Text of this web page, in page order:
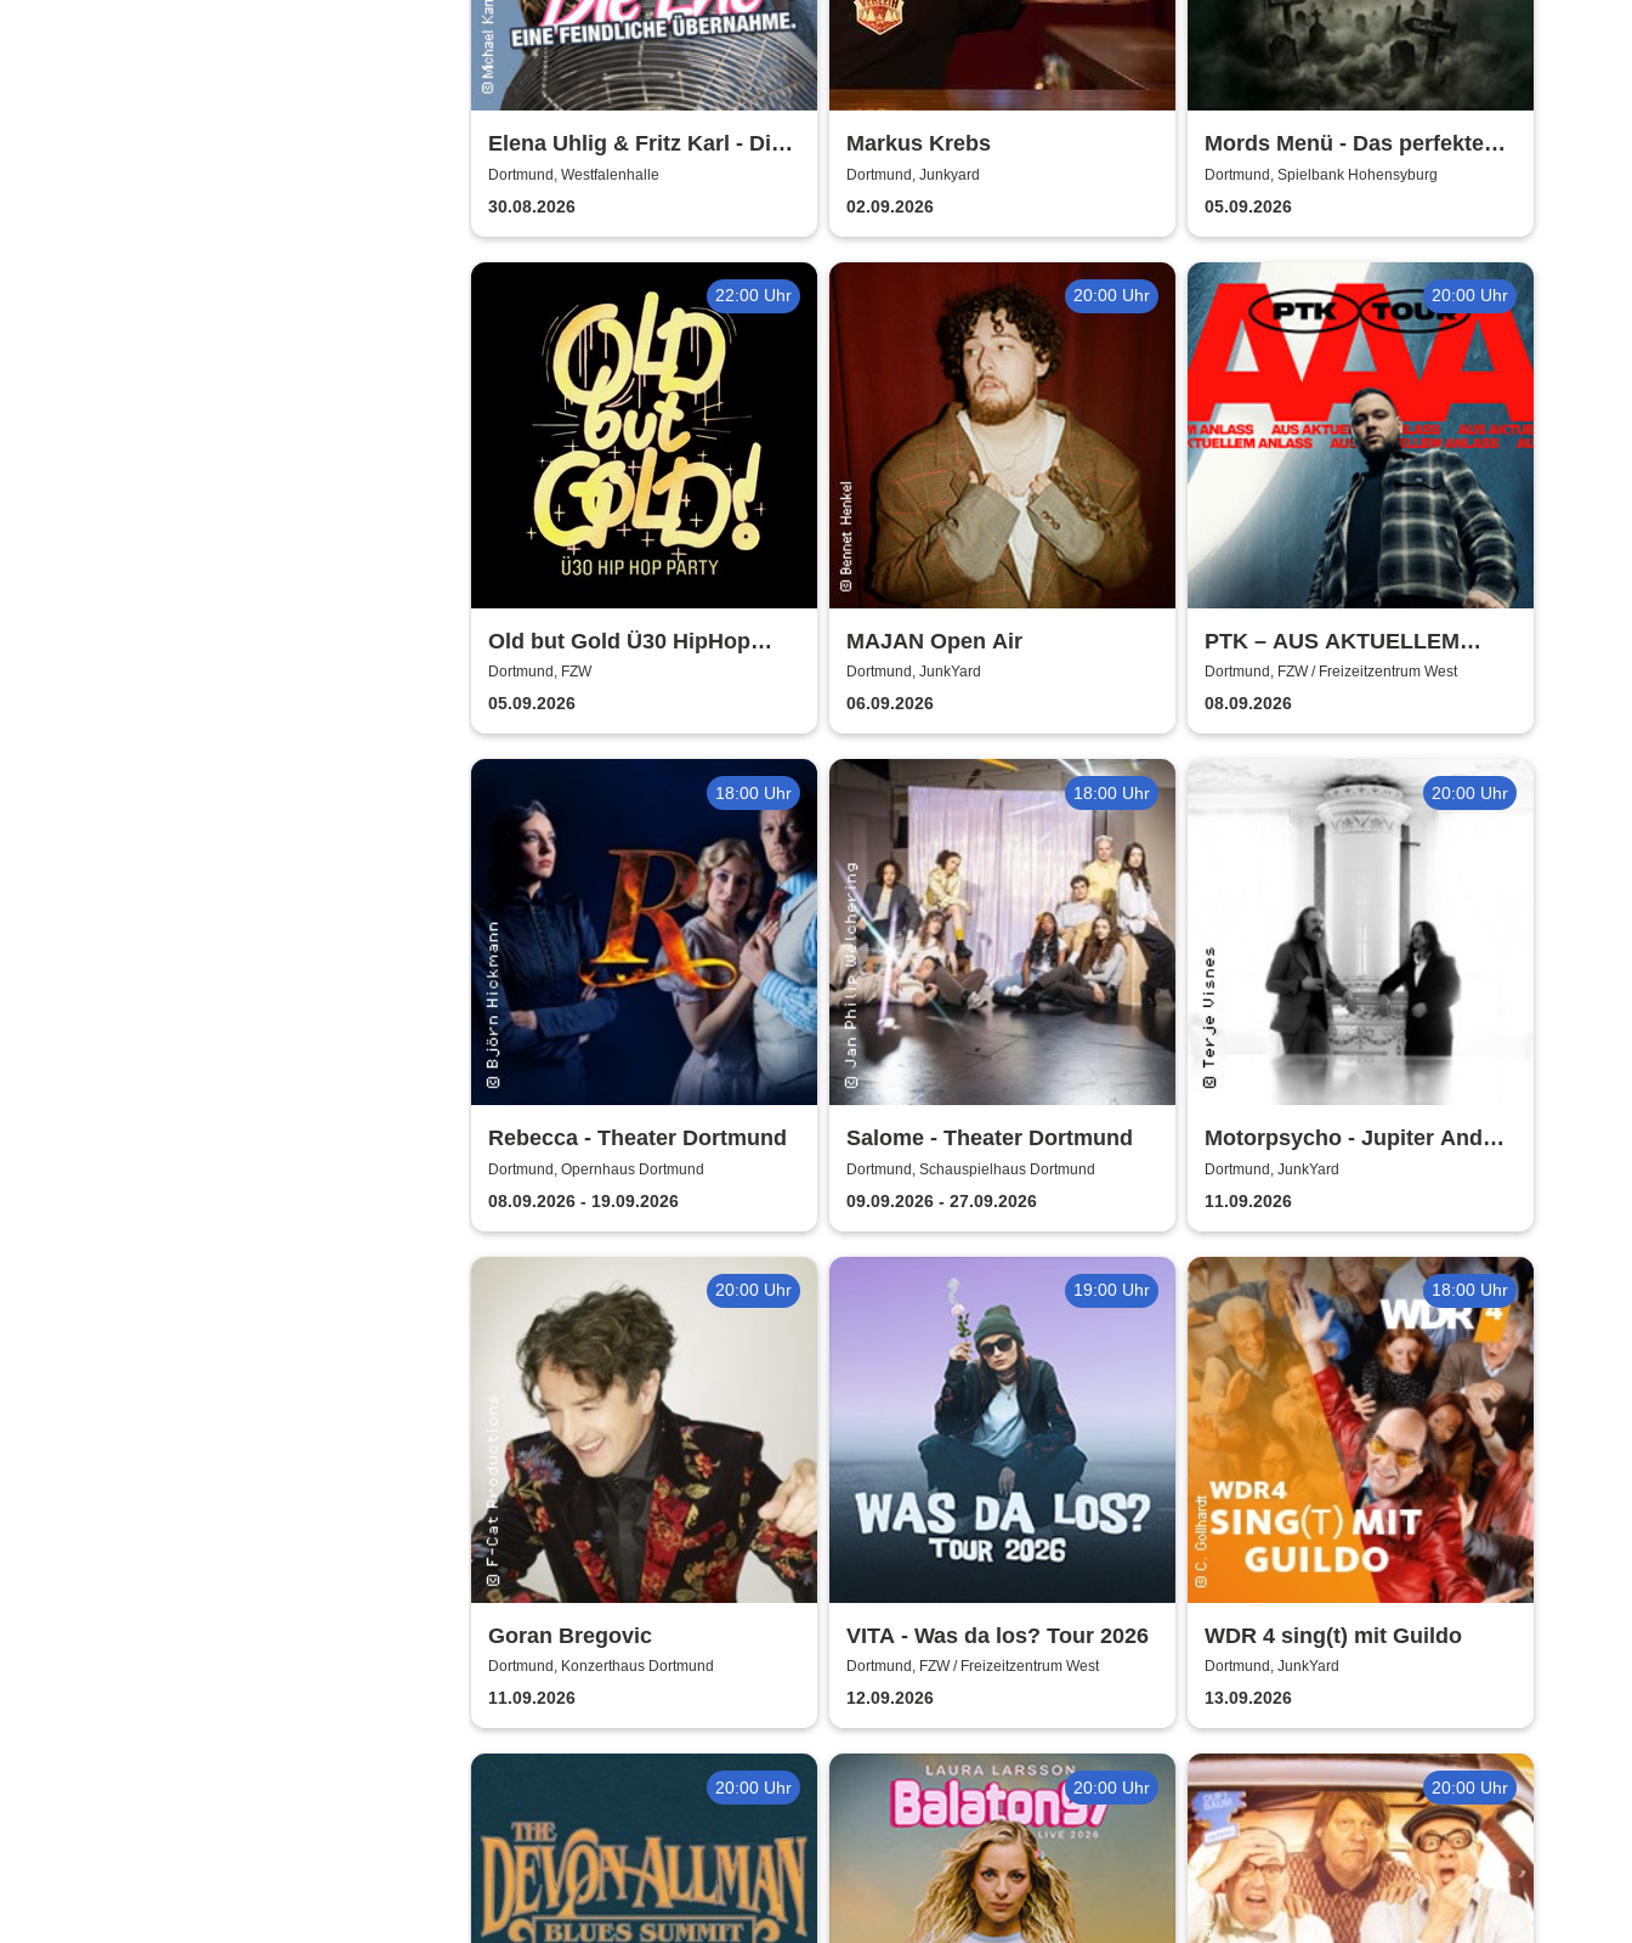
Elena Uhlig & Fritz Karl - Die
Ehe - eine feindliche
Übernahme
Dortmund, Westfalenhalle
30.08.2026
Markus Krebs
Dortmund, Junkyard
02.09.2026
Mords Menü - Das perfekte
Krimi Dinner
Dortmund, Spielbank Hohensyburg
05.09.2026
22:00 Uhr
Old but Gold Ü30 HipHop
Party
Dortmund, FZW
05.09.2026
20:00 Uhr
MAJAN Open Air
Dortmund, JunkYard
06.09.2026
20:00 Uhr
PTK – AUS AKTUELLEM
ANLASS
Dortmund, FZW / Freizeitzentrum West
08.09.2026
18:00 Uhr
Rebecca - Theater Dortmund
Dortmund, Opernhaus Dortmund
08.09.2026 - 19.09.2026
18:00 Uhr
Salome - Theater Dortmund
Dortmund, Schauspielhaus Dortmund
09.09.2026 - 27.09.2026
20:00 Uhr
Motorpsycho - Jupiter And
Beyond The Infinite Tour 2026
Dortmund, JunkYard
11.09.2026
20:00 Uhr
Goran Bregovic
Dortmund, Konzerthaus Dortmund
11.09.2026
19:00 Uhr
VITA - Was da los? Tour 2026
Dortmund, FZW / Freizeitzentrum West
12.09.2026
18:00 Uhr
WDR 4 sing(t) mit Guildo
Dortmund, JunkYard
13.09.2026
20:00 Uhr 20:00 Uhr 20:00 Uhr